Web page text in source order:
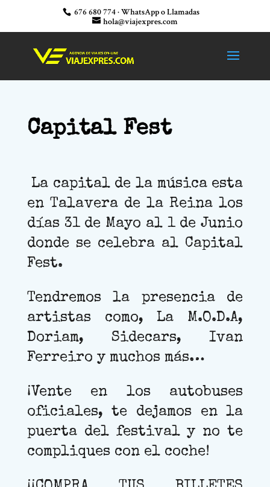
676 680 774 · WhatsApp o Llamadas
hola@viajexpres.com
Capital Fest
La capital de la música esta
en Talavera de la Reina los
días 31 de Mayo al 1 de Junio
donde se celebra al Capital
Fest.
Tendremos la presencia de
artistas como, La M.O.D.A,
Doriam, Sidecars, Ivan
Ferreiro y muchos más…
¡Vente en los autobuses
oficiales, te dejamos en la
puerta del festival y no te
compliques con el coche!